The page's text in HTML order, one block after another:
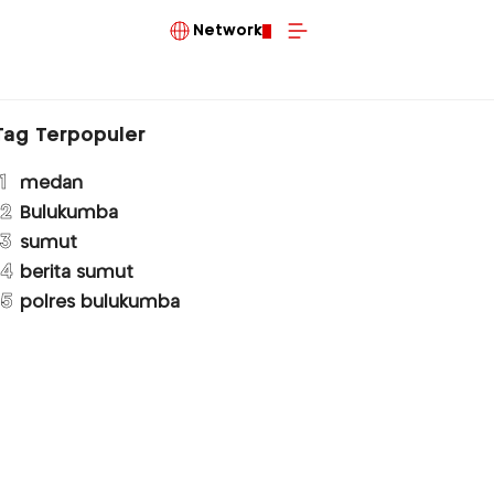
Network
Terpopuler
medan
Bulukumba
sumut
berita sumut
polres bulukumba